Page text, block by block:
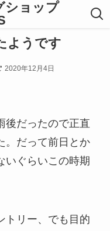
ショップ
ようです
2020年12月4日
後だったので正直
。だって前日とか
いぐらいこの時期
トリー、でも目的